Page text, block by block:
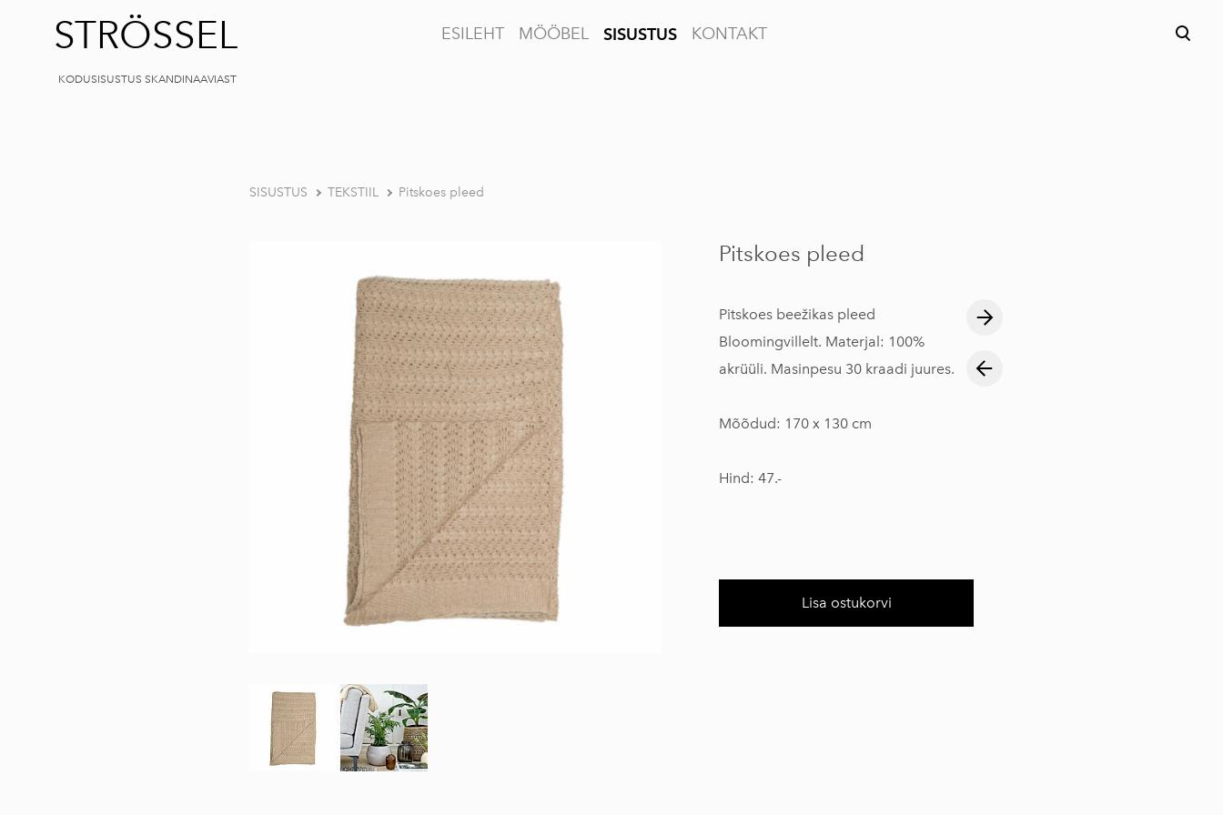
STRÖSSEL
KODUSISUSTUS SKANDINAAVIAST
ESILEHT MÖÖBEL SISUSTUS KONTAKT
SISUSTUS TEKSTIIL Pitskoes pleed
Pitskoes pleed
Pitskoes beežikas pleed
Bloomingvillelt. Materjal: 100%
akrüüli. Masinpesu 30 kraadi juures.
Mõõdud: 170 x 130 cm
Hind: 47.-
Lisa ostukorvi